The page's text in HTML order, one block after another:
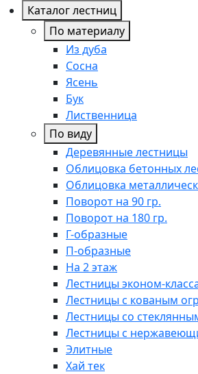
Каталог лестниц
По материалу
Из дуба
Сосна
Ясень
Бук
Лиственница
По виду
Деревянные лестницы
Облицовка бетонных
Облицовка
Поворот на 90 гр.
Поворот на 180 гр.
Г-образные
П-образные
На 2 этаж
Лестницы эконом-
Лестницы с кованым
Лестницы со
Лестницы с
Элитные
Хай тек